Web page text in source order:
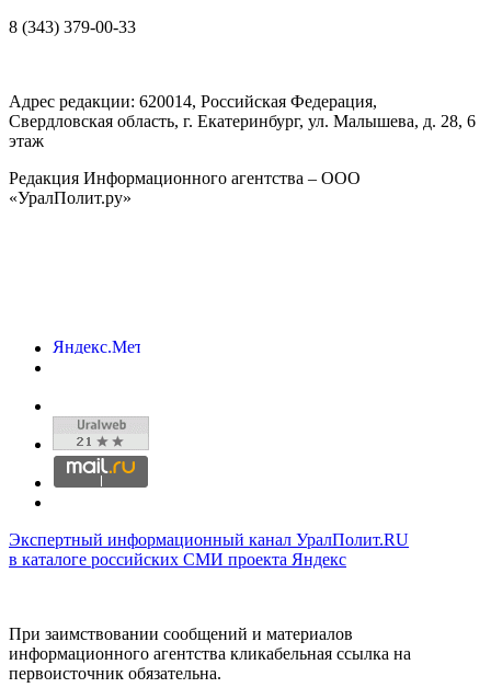
8 (343) 379-00-33
Адрес редакции: 620014, Российская Федерация,
Свердловская область, г. Екатеринбург, ул. Малышева, д. 28, 6
этаж
Редакция Информационного агентства – ООО
«УралПолит.ру»
Экспертный информационный канал УралПолит.RU
в каталоге российских СМИ проекта Яндекс
При заимствовании сообщений и материалов
информационного агентства кликабельная ссылка на
первоисточник обязательна.